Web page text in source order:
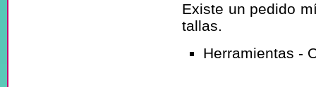
Existe un pedido
tallas.
Herramientas -